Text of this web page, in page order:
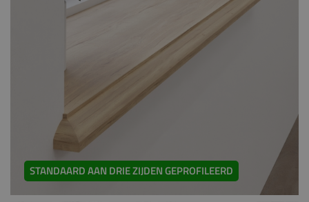
STANDAARD AAN DRIE ZIJDEN GEPROFILEERD